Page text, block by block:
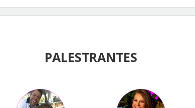
PALESTRANTES